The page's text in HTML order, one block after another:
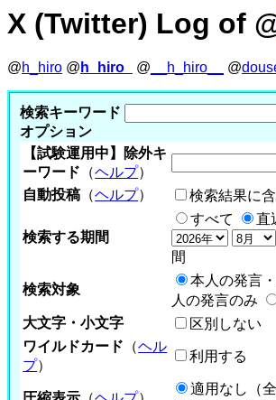
X (Twitter) Log of
@h_hiro @ h_hiro_ @ __h_hiro__ @
検索キーワード
オプション
【試験運用中】除外キ
ーワード （ヘルプ）
自動投稿 （ヘルプ） 検索結果に
検索する期間
すべて
直
間
検索対象
本人の発言
人の発言のみ
大文字・小文字
区別しない
ワイルドカード （ヘル
プ）
利用する
適用なし（